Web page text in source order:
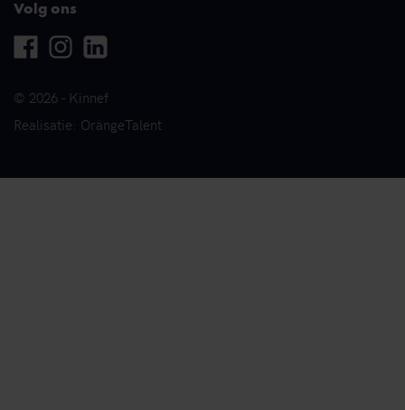
Volg ons
Facebook
InstagramLinkedin
© 2026 - Kinnef
Realisatie: OrangeTalent